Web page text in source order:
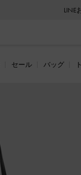
LINE
セール バッグ